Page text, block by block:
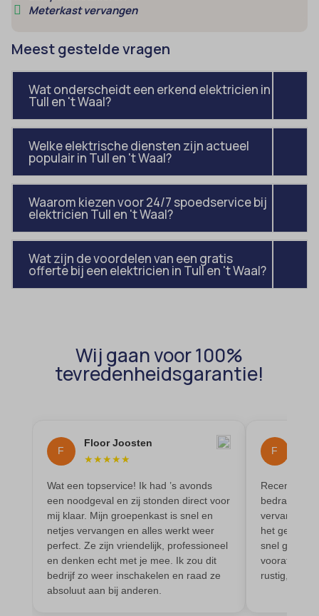
Meterkast vervangen
Meest gestelde vragen
Wat onderscheidt een erkend elektricien in
Tull en 't Waal?
Welke elektrische diensten zijn actueel
populair in Tull en 't Waal?
Waarom kiezen voor 24/7 spoedservice bij
elektricien Tull en 't Waal?
Wat zijn de voordelen van een gratis
offerte bij een elektricien in Tull en 't Waal?
Wij gaan voor 100%
tevredenheidsgarantie!
F
Floor Joosten
★★★★★
Wat een topservice! Ik had ’s avonds
een noodgeval en zij stonden direct voor
mij klaar. Mijn groepenkast is snel en
netjes vervangen en alles werkt weer
perfect. Ze zijn vriendelijk, professioneel
en denken echt met je mee. Ik zou dit
bedrijf zo weer inschakelen en raad ze
absoluut aan bij anderen.
F
Recent is bij
bedrading
vervangen.
het
snel
vooraf
rustig,
et-editor-available-post-*
et-pb-recent-items-font_family
gdpr_consent
googtrans
intercom-id-*
mhcookie
OptanonConsent
sessionId
timezone
wp-settings-time-*
amp_*
av_tunnel
borlabs-cookie
cato_fw_inet
cb-enabled
cc_cookie_accept
cli_cookie_consent
cookies_accepted
et-recommend-sync-post-*
euCookie
ext_name
ezTOC_hidetoc-0
i18next
kconsent